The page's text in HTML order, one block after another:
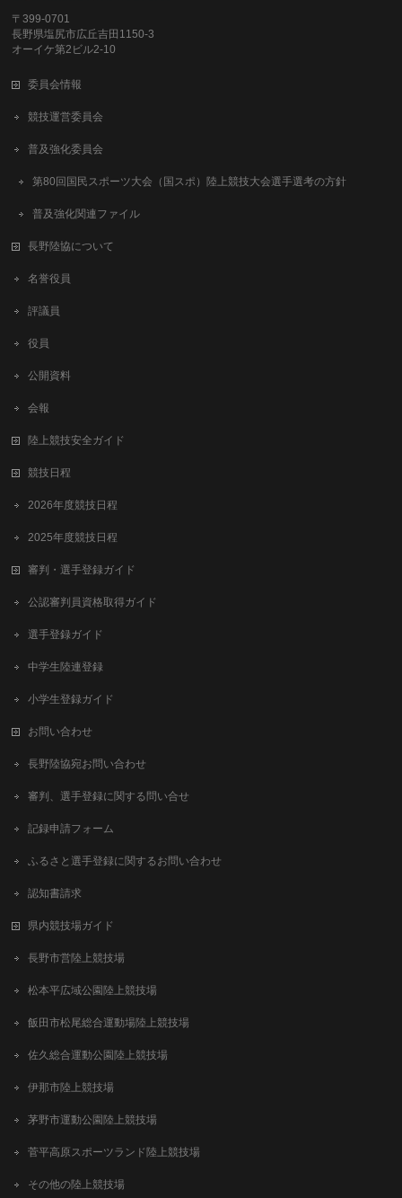
〒399-0701
長野県塩尻市広丘吉田1150-3
オーイケ第2ビル2-10
委員会情報
競技運営委員会
普及強化委員会
第80回国民スポーツ大会（国スポ）陸上競技大会選手選考の方針
普及強化関連ファイル
長野陸協について
名誉役員
評議員
役員
公開資料
会報
陸上競技安全ガイド
競技日程
2026年度競技日程
2025年度競技日程
審判・選手登録ガイド
公認審判員資格取得ガイド
選手登録ガイド
中学生陸連登録
小学生登録ガイド
お問い合わせ
長野陸協宛お問い合わせ
審判、選手登録に関する問い合せ
記録申請フォーム
ふるさと選手登録に関するお問い合わせ
認知書請求
県内競技場ガイド
長野市営陸上競技場
松本平広域公園陸上競技場
飯田市松尾総合運動場陸上競技場
佐久総合運動公園陸上競技場
伊那市陸上競技場
茅野市運動公園陸上競技場
菅平高原スポーツランド陸上競技場
その他の陸上競技場